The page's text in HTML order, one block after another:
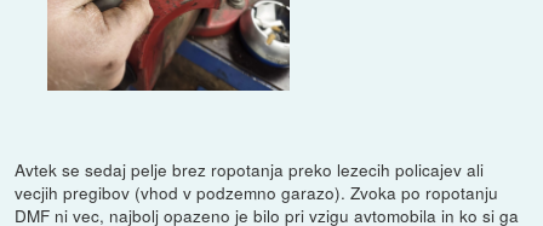
Avtek se sedaj pelje brez ropotanja preko lezecih policajev ali
vecjih pregibov (vhod v podzemno garazo). Zvoka po ropotanju
DMF ni vec, najbolj opazeno je bilo pri vzigu avtomobila in ko si ga